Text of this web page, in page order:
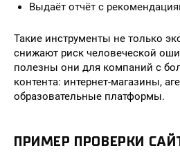
Выдаёт отчёт с
Такие инструменты не только
снижают риск человеческой
полезны они для компаний с
контента: интернет-магазины,
образовательные платформы.
ПРИМЕР ПРОВЕРКИ